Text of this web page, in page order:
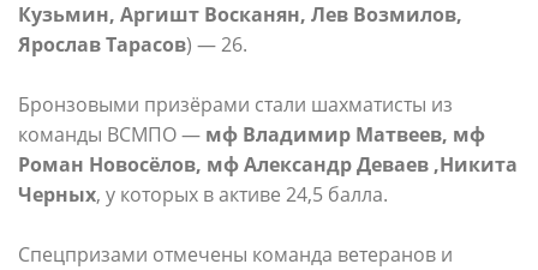
Кузьмин, Аргишт Восканян, Лев Возмилов,
Ярослав Тарасов) — 26.
Бронзовыми призёрами стали шахматисты из
команды ВСМПО — мф Владимир Матвеев, мф
Роман Новосёлов, мф Александр Деваев ,Никита
Черных, у которых в активе 24,5 балла.
Спецпризами отмечены команда ветеранов и